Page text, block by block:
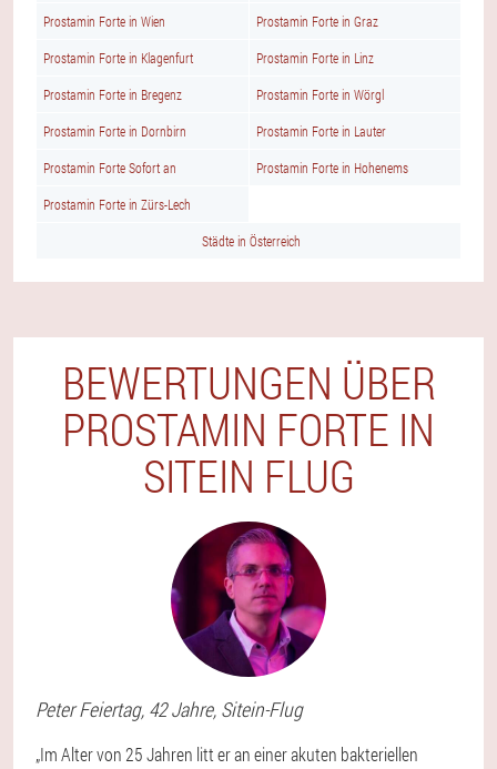
Prostamin Forte in Wien Prostamin Forte in Graz
Prostamin Forte in Klagenfurt Prostamin Forte in Linz
Prostamin Forte in Bregenz Prostamin Forte in Wörgl
Prostamin Forte in Dornbirn Prostamin Forte in Lauter
Prostamin Forte Sofort an Prostamin Forte in Hohenems
Prostamin Forte in Zürs-Lech
Städte in Österreich
BEWERTUNGEN ÜBER
PROSTAMIN FORTE IN
SITEIN FLUG
Peter Feiertag, 42 Jahre, Sitein-Flug
„Im Alter von 25 Jahren litt er an einer akuten bakteriellen